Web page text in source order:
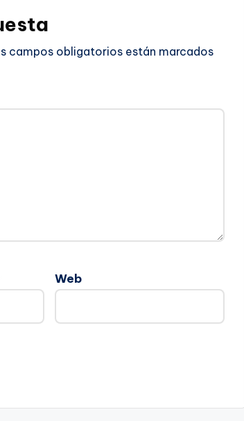
campos obligatorios están marcados
Web